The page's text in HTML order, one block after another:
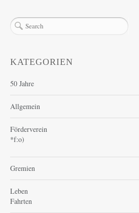
KATEGORIEN
50 Jahre
Allgemein
Förderverein
*f:o)
Gremien
Leben
Fahrten